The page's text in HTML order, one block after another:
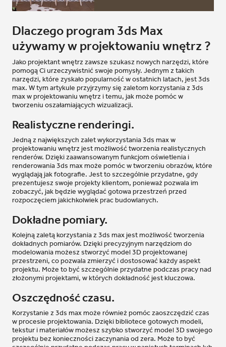
Dlaczego program 3ds Max
używamy w projektowaniu wnętrz ?
Jako projektant wnętrz zawsze szukasz nowych narzędzi, które
pomogą Ci urzeczywistnić swoje pomysły. Jednym z takich
narzędzi, które zyskało popularność w ostatnich latach, jest 3ds
max. W tym artykule przyjrzymy się zaletom korzystania z 3ds
max w projektowaniu wnętrz i temu, jak może pomóc w
tworzeniu oszałamiających wizualizacji.
Realistyczne renderingi.
Jedną z największych zalet wykorzystania 3ds max w
projektowaniu wnętrz jest możliwość tworzenia realistycznych
renderów. Dzięki zaawansowanym funkcjom oświetlenia i
renderowania 3ds max może pomóc w tworzeniu obrazów, które
wyglądają jak fotografie. Jest to szczególnie przydatne, gdy
prezentujesz swoje projekty klientom, ponieważ pozwala im
zobaczyć, jak będzie wyglądać gotowa przestrzeń przed
rozpoczęciem jakichkolwiek prac budowlanych.
Dokładne pomiary.
Kolejną zaletą korzystania z 3ds max jest możliwość tworzenia
dokładnych pomiarów. Dzięki precyzyjnym narzędziom do
modelowania możesz stworzyć model 3D projektowanej
przestrzeni, co pozwala zmierzyć i dostosować każdy aspekt
projektu. Może to być szczególnie przydatne podczas pracy nad
złożonymi projektami, w których dokładność jest kluczowa.
Oszczędność czasu.
Korzystanie z 3ds max może również pomóc zaoszczędzić czas
w procesie projektowania. Dzięki bibliotece gotowych modeli,
tekstur i materiałów możesz szybko stworzyć model 3D swojego
projektu bez konieczności zaczynania od zera. Może to być